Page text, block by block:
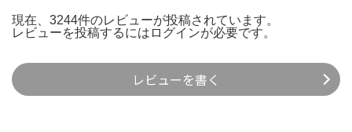
現在、3244件のレビューが投稿されています。
レビューを投稿するには ログインが必要です。
レビューを書く